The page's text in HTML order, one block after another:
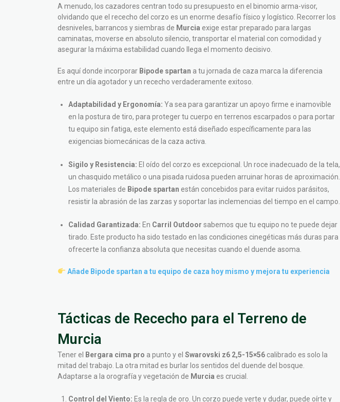
A menudo, los cazadores centran todo su presupuesto en el binomio arma-visor,
olvidando que el rececho del corzo es un enorme desafío físico y logístico. Recorrer los
desniveles, barrancos y siembras de Murcia exige estar preparado para largas
caminatas, moverse en absoluto silencio, transportar el material con comodidad y
asegurar la máxima estabilidad cuando llega el momento decisivo.
Es aquí donde incorporar Bipode spartan a tu jornada de caza marca la diferencia
entre un día agotador y un rececho verdaderamente exitoso.
Adaptabilidad y Ergonomía: Ya sea para garantizar un apoyo firme e inamovible
en la postura de tiro, para proteger tu cuerpo en terrenos escarpados o para portar
tu equipo sin fatiga, este elemento está diseñado específicamente para las
exigencias biomecánicas de la caza activa.
Sigilo y Resistencia: El oído del corzo es excepcional. Un roce inadecuado de la tela,
un chasquido metálico o una pisada ruidosa pueden arruinar horas de aproximación.
Los materiales de Bipode spartan están concebidos para evitar ruidos parásitos,
resistir la abrasión de las zarzas y soportar las inclemencias del tiempo en el campo.
Calidad Garantizada: En Carril Outdoor sabemos que tu equipo no te puede dejar
tirado. Este producto ha sido testado en las condiciones cinegéticas más duras para
ofrecerte la confianza absoluta que necesitas cuando el duende asoma.
Añade Bipode spartan a tu equipo de caza hoy mismo y mejora tu experiencia
Tácticas de Rececho para el Terreno de
Murcia
Tener el Bergara cima pro a punto y el Swarovski z6 2,5-15×56 calibrado es solo la
mitad del trabajo. La otra mitad es burlar los sentidos del duende del bosque.
Adaptarse a la orografía y vegetación de Murcia es crucial.
Control del Viento: Es la regla de oro. Un corzo puede verte y dudar, puede oírte y